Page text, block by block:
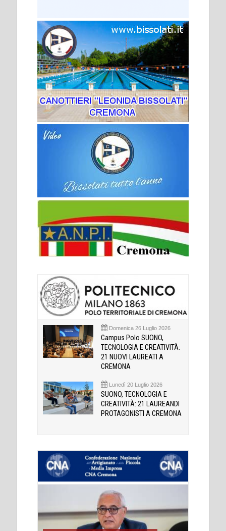
Domenica 26 Luglio 2026
Campus Polo SUONO,
TECNOLOGIA E CREATIVITÀ:
21 NUOVI LAUREATI A
CREMONA
Lunedì 20 Luglio 2026
SUONO, TECNOLOGIA E
CREATIVITÀ: 21 LAUREANDI
PROTAGONISTI A CREMONA